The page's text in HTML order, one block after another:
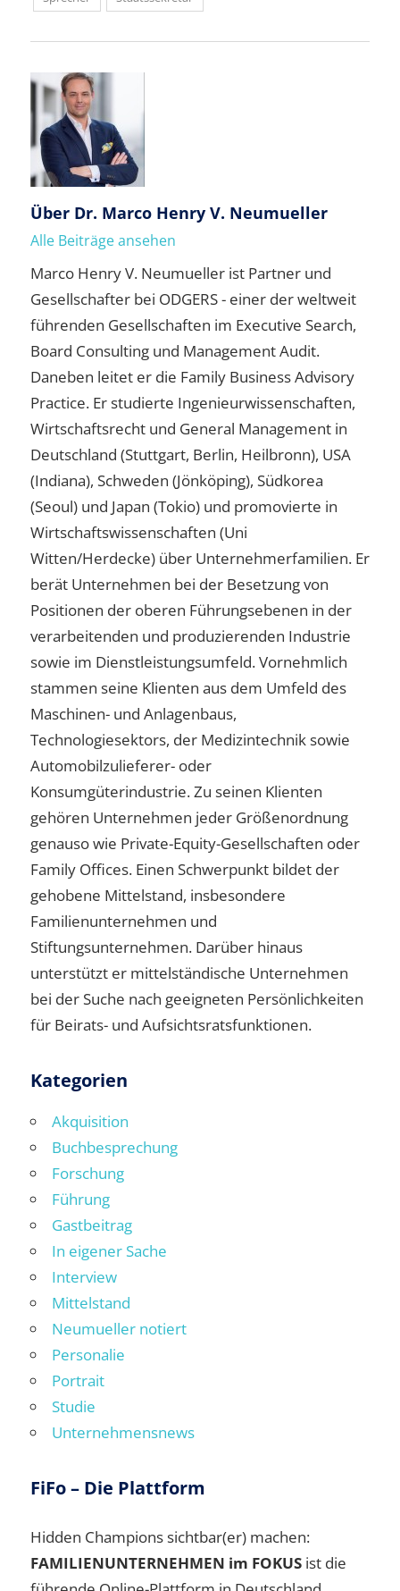
Über Dr. Marco Henry V. Neumueller
Alle Beiträge ansehen
Marco Henry V. Neumueller ist Partner und
Gesellschafter bei ODGERS - einer der weltweit
führenden Gesellschaften im Executive Search,
Board Consulting und Management Audit.
Daneben leitet er die Family Business Advisory
Practice. Er studierte Ingenieurwissenschaften,
Wirtschaftsrecht und General Management in
Deutschland (Stuttgart, Berlin, Heilbronn), USA
(Indiana), Schweden (Jönköping), Südkorea
(Seoul) und Japan (Tokio) und promovierte in
Wirtschaftswissenschaften (Uni
Witten/Herdecke) über Unternehmerfamilien. Er
berät Unternehmen bei der Besetzung von
Positionen der oberen Führungsebenen in der
verarbeitenden und produzierenden Industrie
sowie im Dienstleistungsumfeld. Vornehmlich
stammen seine Klienten aus dem Umfeld des
Maschinen- und Anlagenbaus,
Technologiesektors, der Medizintechnik sowie
Automobilzulieferer- oder
Konsumgüterindustrie. Zu seinen Klienten
gehören Unternehmen jeder Größenordnung
genauso wie Private-Equity-Gesellschaften oder
Family Offices. Einen Schwerpunkt bildet der
gehobene Mittelstand, insbesondere
Familienunternehmen und
Stiftungsunternehmen. Darüber hinaus
unterstützt er mittelständische Unternehmen
bei der Suche nach geeigneten Persönlichkeiten
für Beirats- und Aufsichtsratsfunktionen.
Kategorien
Akquisition
Buchbesprechung
Forschung
Führung
Gastbeitrag
In eigener Sache
Interview
Mittelstand
Neumueller notiert
Personalie
Portrait
Studie
Unternehmensnews
FiFo – Die Plattform
Hidden Champions sichtbar(er) machen:
FAMILIENUNTERNEHMEN im FOKUS ist die